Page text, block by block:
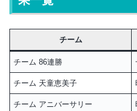
チーム
チーム 86連勝
チーム 天童恵美子
チーム アニバーサリー